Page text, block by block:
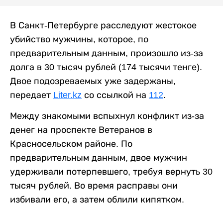
В Санкт-Петербурге расследуют жестокое
убийство мужчины, которое, по
предварительным данным, произошло из-за
долга в 30 тысяч рублей (174 тысячи тенге).
Двое подозреваемых уже задержаны,
передает Liter.kz со ссылкой на 112.
Между знакомыми вспыхнул конфликт из-за
денег на проспекте Ветеранов в
Красносельском районе. По
предварительным данным, двое мужчин
удерживали потерпевшего, требуя вернуть 30
тысяч рублей. Во время расправы они
избивали его, а затем облили кипятком.